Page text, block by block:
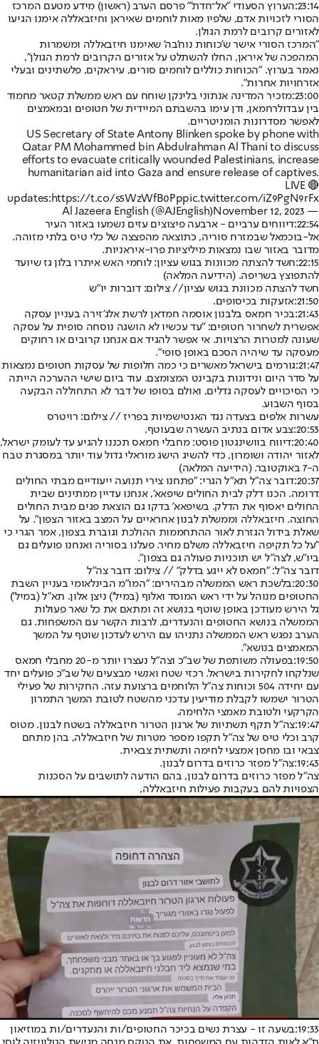
23:14: הערוץ הסעודי "אל־חדת'" פרסם הערב (ראשון) מידע מטעם המרכז
הסורי לזכויות אדם, שלפיו מאות לוחמים שאיראן וחיזבאללה אימנו הגיעו
לאזורים קרובים לרמת הגולן.
"המרכז הסורי אישר ש'כוחות נוח'בה' שאימנו חיזבאללה ומשמרות
המהפכה של איראן, החלו להשתלט על אזורים הקרובים לרמת הגולן",
נאמר בערוץ. "הכוחות כוללים לוחמים סורים, עיראקים, פלשתינים ובעלי
אזרחויות אחרות".
23:00: מזכיר המדינה אנתוני בלינקן שוחח עם ראש ממשלת קטאר מחמוד
בין עבדולרחמאן, ודן עימו בהשבתם המיידית של חטופים ובמאמצים
לאפשר מסדרונות הומניטריים.
US Secretary of State Antony Blinken spoke by phone with
Qatar PM Mohammed bin Abdulrahman Al Thani to discuss
efforts to evacuate critically wounded Palestinians, increase
humanitarian aid into Gaza and ensure release of captives.
🔴 LIVE
updates:https://t.co/s5WzWfB0Pppic.twitter.com/iZ9PgN9rFx
— Al Jazeera English (@AJEnglish)
November 12, 2023
22:54: דיווחים ערביים - ארבעה פיצוצים עזים נשמעו באזור העיר
אל-בוכמאל שבמזרח סוריה, כתוצאה מהפצצה של כלי טיס בלתי מזוהה.
מדובר באזור שבו נמצאות מיליציות פרו-איראניות.
22:15: חשד להצתה מכוונות בגוש עציון: לוחמי האש איתרו בלון גז שיועד
להתפוצץ בשריפה. (הידיעה המלאה)
חשד להצתה מכוונת בגוש עציון// צילום: דוברות יו"ש
21:50: אזעקות בכיסופים.
21:43: בכיר חמאס בלבנון אוסמה חמדאן לרשת אלג'זירה בעניין עסקה
אפשרית לשחרור חטופים: "עד עכשיו לא הושגה נוסחה סופית על עסקה
שעונה למטרות הרצויות. אי אפשר להגיד אם אנחנו קרובים או רחוקים
מעסקה עד שיהיה הסכם באופן סופי".
21:47: גורמים בישראל מאשרים כי כמה חלופות של עסקות חטופים נמצאות
על סדר היום ונידונות בקבינט המצומצם. עוד ביום שישי ההערכה הייתה
כי הסיכויים לעסקה גדלים, ואולם בסופו של דבר לא התחוללה הבקעה
בסוף השבוע.
עשרות אלפים בצעדה נגד האנטישמיות בפריז // צילום: רויטרס
20:53: צבע אדום בנתיב העשרה שבעוטף.
20:40: דיווח בוושינגטון פוסט: מחבלי חמאס תכננו להגיע עד לעומק ישראל,
לאזור יהודה ושומרון, כדי להשיג הישג מוראלי גדול עוד יותר במסגרת טבח
ה-7 באוקטובר. (
הידיעה המלאה)
20:37: דובר צה"ל תא"ל הגרי: "פתחנו צירי תנועה ייעודיים מבתי החולים
דרומה. הכנו דלק לבית החולים שיפאא', אנחנו עדיין ממתינים שבית
החולים יאסוף את הדלק. בשיפאא' בדקו גם הוצאת פגים מבית החולים
החוצה. חיזבאללה וממשלת לבנון אחראיים על המצב באזור הצפון". על
שאלת בידול הגזרת לאור ההתחממות ההולכת וגוברת בצפון, אמר הגרי כי
"על כל תקיפה חיזבאללה משלם מחיר. פעלנו בסוריה ואנחנו פועלים גם
ביו"ש, לצה"ל יש תוכניות פעולה גם בצפון".
דובר צה"ל: "חמאס לא ייגע בדלק" // צילום: דובר צה"ל
20:30: בלשכת ראש הממשלה מבהירים: "המו"מ הבינלאומי בעניין השבת
החטופים מנוהל על ידי ראש המוסד ואלוף (במיל') ניצן אלון. תא"ל (במיל')
גל הירש מעודכן באופן שוטף בנושא זה ומתאם את כל שאר פעולות
הממשלה בנושא החטופים והנעדרים, לרבות הקשר עם המשפחות. גם
הערב נפגש ראש הממשלה נתניהו עם הירש לעדכון שוטף על המשך
המאמצים בנושא".
19:50:
בפעולה משותפת של שב"כ וצה"ל נעצרו יותר מ-20 מחבלי חמאס
שנלקחו לחקירות בישראל. רכזי שטח ואנשי מבצעים של שב"כ פועלים יחד
עם יחידה 504 וכוחות צה"ל הלוחמים ברצועת עזה. החקירות של פעילי
הטרור ישמשו לקבלת מודיעין עדכני מהשטח לטובת המשך התמרון
הקרקעי ולטובת מאמצי הלחימה.
19:47: צה"ל תקף תשתיות של ארגון הטרור חיזבאללה בשטח לבנון. מטוס
קרב וכלי טיס של צה"ל תקפו מספר מטרות של חיזבאללה, בהן מתחם
צבאי ובו מחסן אמצעי לחימה ותשתית צבאית.
19:43: צה"ל מפזר כרוזים בדרום לבנון.
צה"ל מפזר כרוזים בדרום לבנון, בהם הודעה לתושבים על הסכנות
הצפויות להם בעקבות פעילות חיזבאללה,
19:33: בשעה זו - עצרת נשים בכיכר החטופים/ות והנעדרים/ות במוזיאון